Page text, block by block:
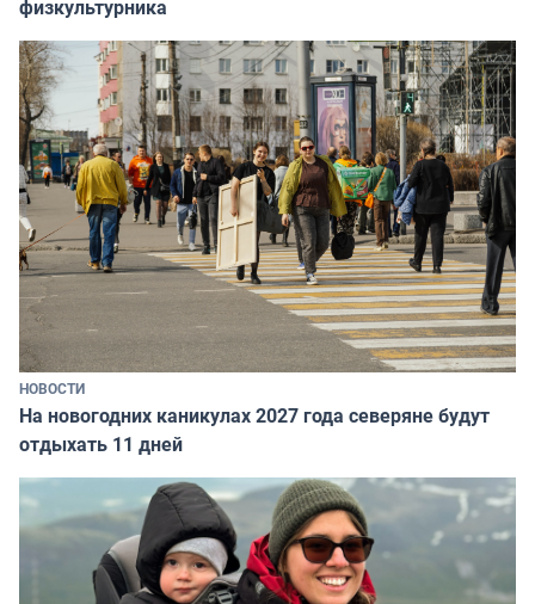
физкультурника
НОВОСТИ
На новогодних каникулах 2027 года северяне будут
отдыхать 11 дней